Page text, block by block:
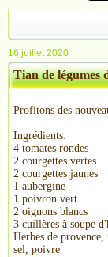
16 juillet 2020
Tian de légumes
Profitons des
Ingrédients:
4 tomates rondes
2 courgettes vertes
2 courgettes jaunes
1 aubergine
1 poivron vert
2 oignons blancs
3 cuillères à soupe
Herbes de
sel, poivre